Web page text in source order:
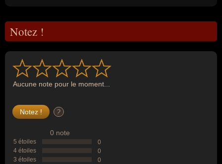
Notez !
Aucune note pour le moment...
?
0 note
5 étoiles
0
4 étoiles
0
3 étoiles
0